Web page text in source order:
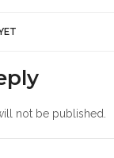
not be published.